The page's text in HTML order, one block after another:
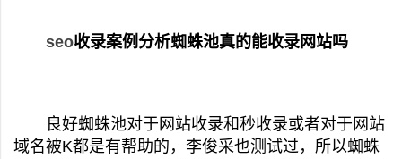
seo收录案例分析蜘蛛池真的能收录网站吗
良好蜘蛛池对于网站收录和秒收录或者对于网站
域名被K都是有帮助的，李俊采也测试过，所以蜘蛛